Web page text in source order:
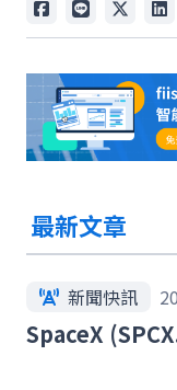
最新文章
新聞快訊
SpaceX